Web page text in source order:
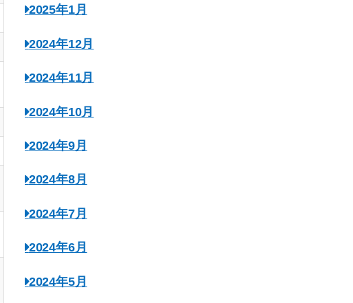
2025年1月
2024年12月
2024年11月
2024年10月
2024年9月
2024年8月
2024年7月
2024年6月
2024年5月